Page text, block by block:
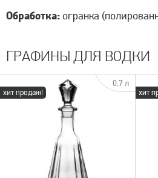
Обработка: огранка
ГРАФИНЫ ДЛЯ ВОДКИ
хит продаж!
0.7 л
хит